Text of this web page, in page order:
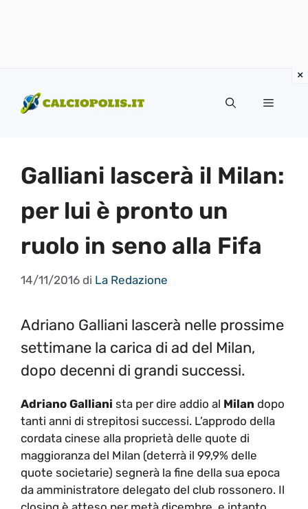
contenuto
Menu
Galliani lascerà il Milan:
per lui è pronto un
ruolo in seno alla Fifa
14/11/2016 di La Redazione
Adriano Galliani lascerà nelle prossime
settimane la carica di ad del Milan,
dopo decenni di grandi successi.
Adriano Galliani sta per dire addio al Milan dopo
tanti anni di strepitosi successi. L’approdo della
cordata cinese alla proprietà delle quote di
maggioranza del Milan (deterrà il 99,9% delle
quote societarie) segnerà la fine della sua epoca
da amministratore delegato del club rossonero. Il